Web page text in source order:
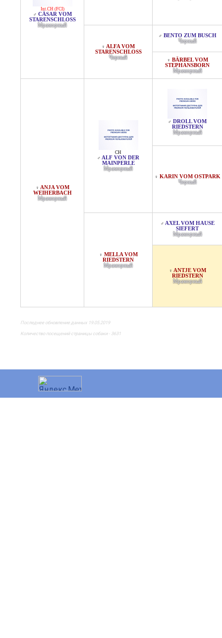
Int.CH (FCI)
♂ CÄSAR VOM
STARENSCHLOSS
Мраморный
♀ ALFA VOM
STARENSCHLOSS
Черный
♂ BENTO ZUM BUSCH
Черный
♀ BÄRBEL VOM
STEPHANSBORN
Мраморный
♀ ANJA VOM
WEIHERBACH
Мраморный
CH
♂ ALF VON DER
MAINPERLE
Мраморный
♂ DROLL VOM
RIEDSTERN
Мраморный
♀ KARIN VOM OSTPARK
Черный
♀ MELLA VOM
RIEDSTERN
Мраморный
♂ AXEL VOM HAUSE
SIEFERT
Мраморный
♀ ANTJE VOM
RIEDSTERN
Мраморный
Последнее обновление данных 19.05.2019
Количество посещений страницы собаки - 3631